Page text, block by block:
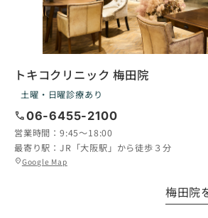
トキコクリニック 梅田院
土曜・日曜診療あり
call06-6455-2100
営業時間： 9:45〜18:00
最寄り駅： JR「大阪駅」から徒歩３分
location_onGoogle Map
グ
梅田院